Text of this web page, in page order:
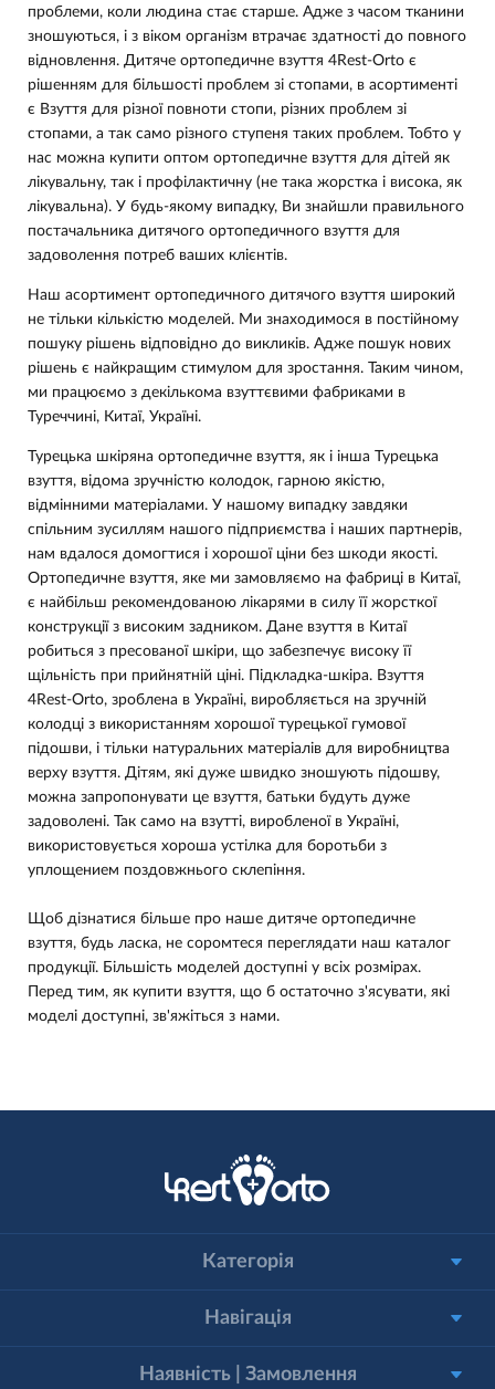
проблеми, коли людина стає старше. Адже з часом тканини
зношуються, і з віком організм втрачає здатності до повного
відновлення. Дитяче ортопедичне взуття 4Rest-Orto є
рішенням для більшості проблем зі стопами, в асортименті
є Взуття для різної повноти стопи, різних проблем зі
стопами, а так само різного ступеня таких проблем. Тобто у
нас можна купити оптом ортопедичне взуття для дітей як
лікувальну, так і профілактичну (не така жорстка і висока, як
лікувальна). У будь-якому випадку, Ви знайшли правильного
постачальника дитячого ортопедичного взуття для
задоволення потреб ваших клієнтів.
Наш асортимент ортопедичного дитячого взуття широкий
не тільки кількістю моделей. Ми знаходимося в постійному
пошуку рішень відповідно до викликів. Адже пошук нових
рішень є найкращим стимулом для зростання. Таким чином,
ми працюємо з декількома взуттєвими фабриками в
Туреччині, Китаї, Україні.
Турецька шкіряна ортопедичне взуття, як і інша Турецька
взуття, відома зручністю колодок, гарною якістю,
відмінними матеріалами. У нашому випадку завдяки
спільним зусиллям нашого підприємства і наших партнерів,
нам вдалося домогтися і хорошої ціни без шкоди якості.
Ортопедичне взуття, яке ми замовляємо на фабриці в Китаї,
є найбільш рекомендованою лікарями в силу її жорсткої
конструкції з високим задником. Дане взуття в Китаї
робиться з пресованої шкіри, що забезпечує високу її
щільність при прийнятній ціні. Підкладка-шкіра. Взуття
4Rest-Orto, зроблена в Україні, виробляється на зручній
колодці з використанням хорошої турецької гумової
підошви, і тільки натуральних матеріалів для виробництва
верху взуття. Дітям, які дуже швидко зношують підошву,
можна запропонувати це взуття, батьки будуть дуже
задоволені. Так само на взутті, виробленої в Україні,
використовується хороша устілка для боротьби з
уплощением поздовжнього склепіння.
Щоб дізнатися більше про наше дитяче ортопедичне
взуття, будь ласка, не соромтеся переглядати наш каталог
продукції. Більшість моделей доступні у всіх розмірах.
Перед тим, як купити взуття, що б остаточно з'ясувати, які
моделі доступні, зв'яжіться з нами.
Категорія
Навігація
Наявність | Замовлення